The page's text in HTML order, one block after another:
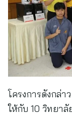
โครงการดังกล่
ให้กับ 10 วิทยา